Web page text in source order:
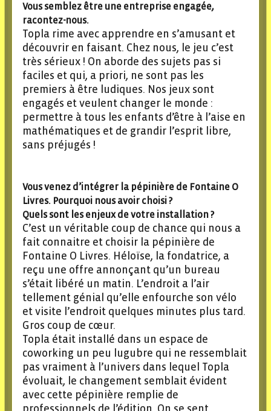
Vous semblez être une entreprise engagée,
racontez-nous.
Topla rime avec apprendre en s’amusant et
découvrir en faisant. Chez nous, le jeu c’est
très sérieux ! On aborde des sujets pas si
faciles et qui, a priori, ne sont pas les
premiers à être ludiques. Nos jeux sont
engagés et veulent changer le monde :
permettre à tous les enfants d’être à l’aise en
mathématiques et de grandir l’esprit libre,
sans préjugés !
Vous venez d’intégrer la pépinière de Fontaine O
Livres. Pourquoi nous avoir choisi ?
Quels sont les enjeux de votre installation ?
C’est un véritable coup de chance qui nous a
fait connaitre et choisir la pépinière de
Fontaine O Livres. Héloïse, la fondatrice, a
reçu une offre annonçant qu’un bureau
s’était libéré un matin. L’endroit a l’air
tellement génial qu’elle enfourche son vélo
et visite l’endroit quelques minutes plus tard.
Gros coup de cœur.
Topla était installé dans un espace de
coworking un peu lugubre qui ne ressemblait
pas vraiment à l’univers dans lequel Topla
évoluait, le changement semblait évident
avec cette pépinière remplie de